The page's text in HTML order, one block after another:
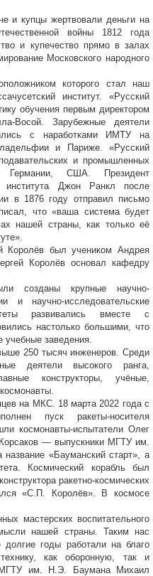
и купцы жертвовали деньги на
войны 1812 года
и купечество прямо в залах
Московского народного
которого стал наш
институт. «Русский
обучения первым директором
Восой. Зарубежные деятели
с наработками ИМТУ на
и Париже. «Русский
и промышленных
Германии, США. Президент
института Джон Ранкл после
в 1876 году отправил письмо
что «ваша система будет
нашей страны, как только её
был учеником Андрея
Королёв основал кафедру
созданы крупные научно-
и научно-исследовательские
развивались вместе с
настолько большими, что
заведения.
250 тысяч инженеров. Среди
деятели высокого ранга,
конструкторы, учёные,
на МКС. 18 марта 2022 года с
пуск ракеты-носителя
космонавты-испытатели Олег
— выпускники МГТУ им.
«Бауманский старт», а
Космический корабль был
ракетно-космических
«С.П. Королёв». В космосе
мастерских воспитательного
нашей страны. Таким нас
годы работали на благо
как оборонную, так и
МГТУ им. Н.Э. Баумана Михаил